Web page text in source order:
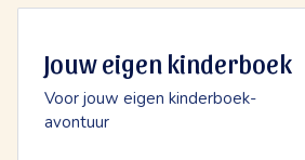
Jouw eigen kinderboek
Voor jouw eigen kinderboek-
avontuur